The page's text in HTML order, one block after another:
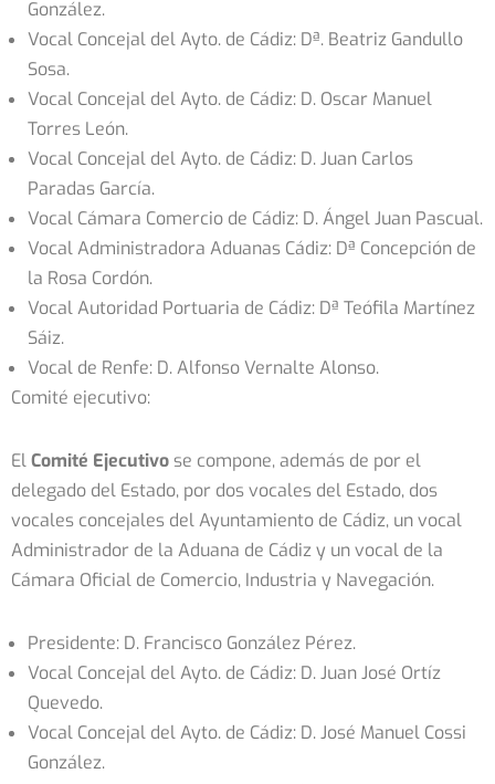
González.
Vocal Concejal del Ayto. de Cádiz: Dª. Beatriz Gandullo
Sosa.
Vocal Concejal del Ayto. de Cádiz: D. Oscar Manuel
Torres León.
Vocal Concejal del Ayto. de Cádiz: D. Juan Carlos
Paradas García.
Vocal Cámara Comercio de Cádiz: D. Ángel Juan Pascual.
Vocal Administradora Aduanas Cádiz: Dª Concepción de
la Rosa Cordón.
Vocal Autoridad Portuaria de Cádiz: Dª Teófila Martínez
Sáiz.
Vocal de Renfe: D. Alfonso Vernalte Alonso.
Comité ejecutivo:
ElComité Ejecutivose compone, además de por el
delegado del Estado, por dos vocales del Estado, dos
vocales concejales del Ayuntamiento de Cádiz, un vocal
Administrador de la Aduana de Cádiz y un vocal de la
Cámara Oficial de Comercio, Industria y Navegación.
Presidente: D. Francisco González Pérez.
Vocal Concejal del Ayto. de Cádiz: D. Juan José Ortíz
Quevedo.
Vocal Concejal del Ayto. de Cádiz: D. José Manuel Cossi
González.